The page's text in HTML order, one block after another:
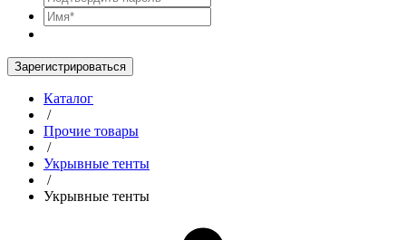
Зарегистрироваться
Каталог
/
Прочие товары
/
Укрывные тенты
/
Укрывные тенты